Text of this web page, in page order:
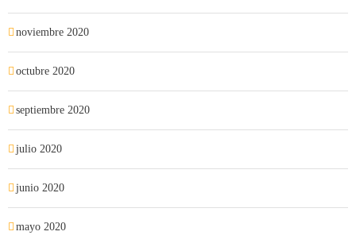
noviembre 2020
octubre 2020
septiembre 2020
julio 2020
junio 2020
mayo 2020